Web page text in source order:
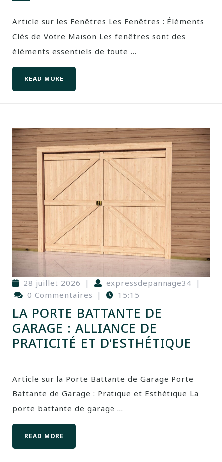
Article sur les Fenêtres Les Fenêtres : Éléments
Clés de Votre Maison Les fenêtres sont des
éléments essentiels de toute ...
READ MORE
28 juillet 2026 | expressdepannage34 |
0 Commentaires
| 15:15
LA PORTE BATTANTE DE
GARAGE : ALLIANCE DE
PRATICITÉ ET D’ESTHÉTIQUE
Article sur la Porte Battante de Garage Porte
Battante de Garage : Pratique et Esthétique La
porte battante de garage ...
READ MORE